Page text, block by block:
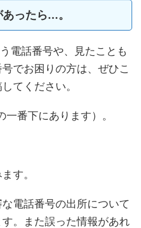
ったら...。
電話番号や、見たことも
でお困りの方は、ぜひこ
てください。
番下にあります）。
す。
電話番号の出所について
。また誤った情報があれ